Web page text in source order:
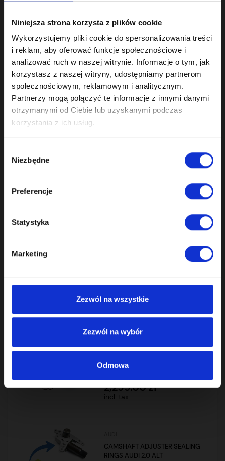
Niniejsza strona korzysta z plików cookie
Wykorzystujemy pliki cookie do spersonalizowania treści
i reklam, aby oferować funkcje społecznościowe i
analizować ruch w naszej witrynie. Informacje o tym, jak
korzystasz z naszej witryny, udostępniamy partnerom
społecznościowym, reklamowym i analitycznym.
Partnerzy mogą połączyć te informacje z innymi danymi
otrzymanymi od Ciebie lub uzyskanymi podczas
korzystania z ich usług.
zgody
Niezbędne
Preferencje
Statystyka
Marketing
Zezwól na wszystkie
Zezwól na wybór
Odmowa
CAMSHAFT SEALING RINGS
VANOS REPAIR KITS
CHAIN GUIDE RAILS 
CAMSHAFT ADJUSTERS
ELECTRIC CONTROL VALVES (SOLENOIDS)
TIMING CHAIN SPROCKETS
OIL PUMP REPAIR 
MEHENKER® SEALING RINGS
VVT MERCEDES AMG V8 M156
incl. tax
ALFA ROMEO
MEHENKER® CAMSHAFT
ADJUSTERS SET ALFA ROMEO
1.75 1.8 TBI
2,299.00 zł
incl. tax
CAMSHAFT ADJUSTER SEALING
RINGS AUDI 2.0 ALT